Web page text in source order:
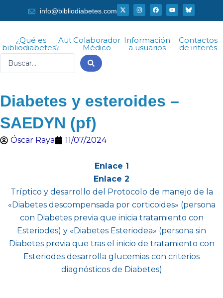
al
info@bibliodiabetes.com
X
-
t
t
t
I
n
s
r
a
F
a
c
o
k
Y
o
u
¿Qué es
bibliodiabetes?
AutorColaborador
Médico
Información
a usuarios
Contactos
de interés
Diabetes y esteroides –
SAEDYN (pf)
Óscar Raya 11/07/2024
Enlace 1
Enlace 2
Tríptico y desarrollo del Protocolo de manejo de la
«Diabetes descompensada por corticoides» (persona
con Diabetes previa que inicia tratamiento con
Esteriodes) y «Diabetes Esteriodea» (persona sin
Diabetes previa que tras el inicio de tratamiento con
Esteriodes desarrolla glucemias con criterios
diagnósticos de Diabetes)